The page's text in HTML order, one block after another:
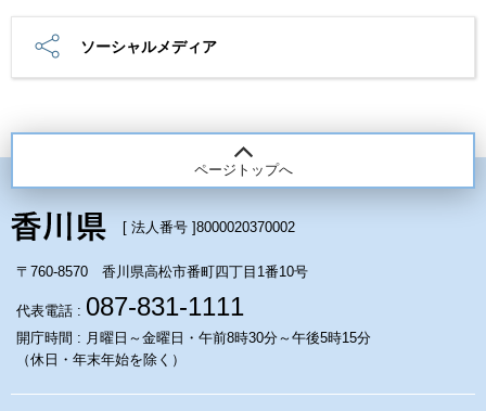
ソーシャルメディア
ページトップへ
[ 法人番号 ]8000020370002
〒760-8570 香川県高松市番町四丁目1番10号
代表電話 : 087-831-1111
開庁時間 : 月曜日～金曜日・午前8時30分～午後5時15分
（休日・年末年始を除く）